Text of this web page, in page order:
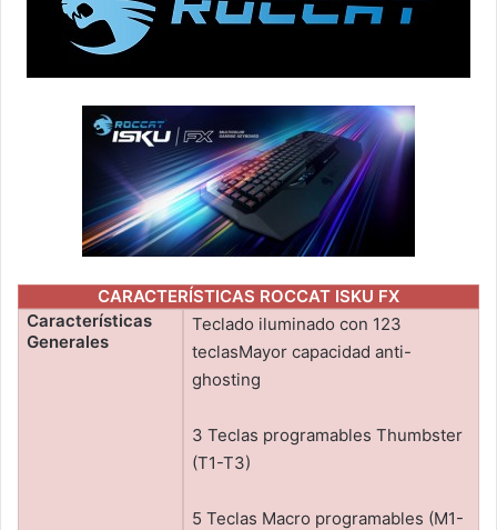
CARACTERÍSTICAS ROCCAT ISKU FX
Características
Generales
Teclado iluminado con 123
teclasMayor capacidad anti-
ghosting
3 Teclas programables Thumbster
(T1-T3)
5 Teclas Macro programables (M1-